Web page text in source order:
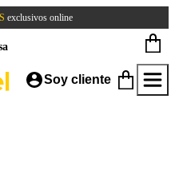
exclusivos online
Soy cliente